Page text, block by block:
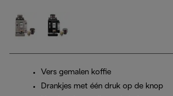
Vers gemalen koffie
Drankjes met één druk op de knop